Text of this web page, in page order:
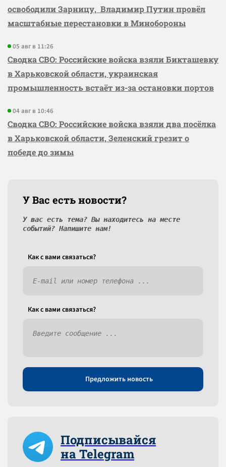
освободили Зарницу, Владимир Путин провёл
масштабные перестановки в Минобороны
05 авг в 11:26
Сводка СВО: Российские войска взяли Бикташевку
в Харьковской области, украинская
промышленность встаёт из-за остановки портов
04 авг в 10:46
Сводка СВО: Российские войска взяли два посёлка
в Харьковской области, Зеленский грезит о
победе до зимы
У Вас есть новости?
У вас есть тема? Вы находитесь на месте
событий? Напишите нам!
Как c вами связаться?
Как c вами связаться?
Предложить новость
Подписывайся
на Telegram